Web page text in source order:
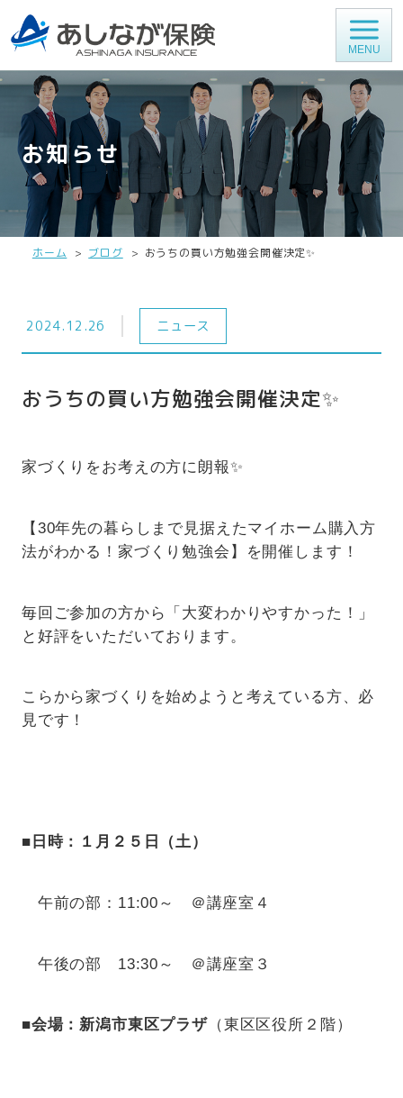
MENU
お知らせ
ホーム ブログ おうちの買い方勉強会開催決定✨
2024.12.26 ニュース
おうちの買い方勉強会開催決定✨
家づくりをお考えの方に朗報✨
【30年先の暮らしまで見据えたマイホーム購入方
法がわかる！家づくり勉強会】を開催します！
毎回ご参加の方から「大変わかりやすかった！」
と好評をいただいております。
こらから家づくりを始めようと考えている方、必
見です！
■日時：１ 月２５日（土）
午前の部：11:00～ ＠講座室４
午後の部 13:30～ ＠講座室３
■会場：新潟市東区プラザ（東区区役所２階）